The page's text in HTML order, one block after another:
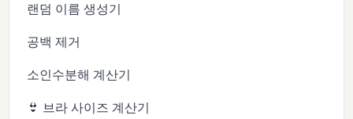
랜덤 이름 생성기
공백 제거
소인수분해 계산기
👙 브라 사이즈 계산기